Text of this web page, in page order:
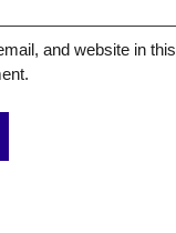
and website in